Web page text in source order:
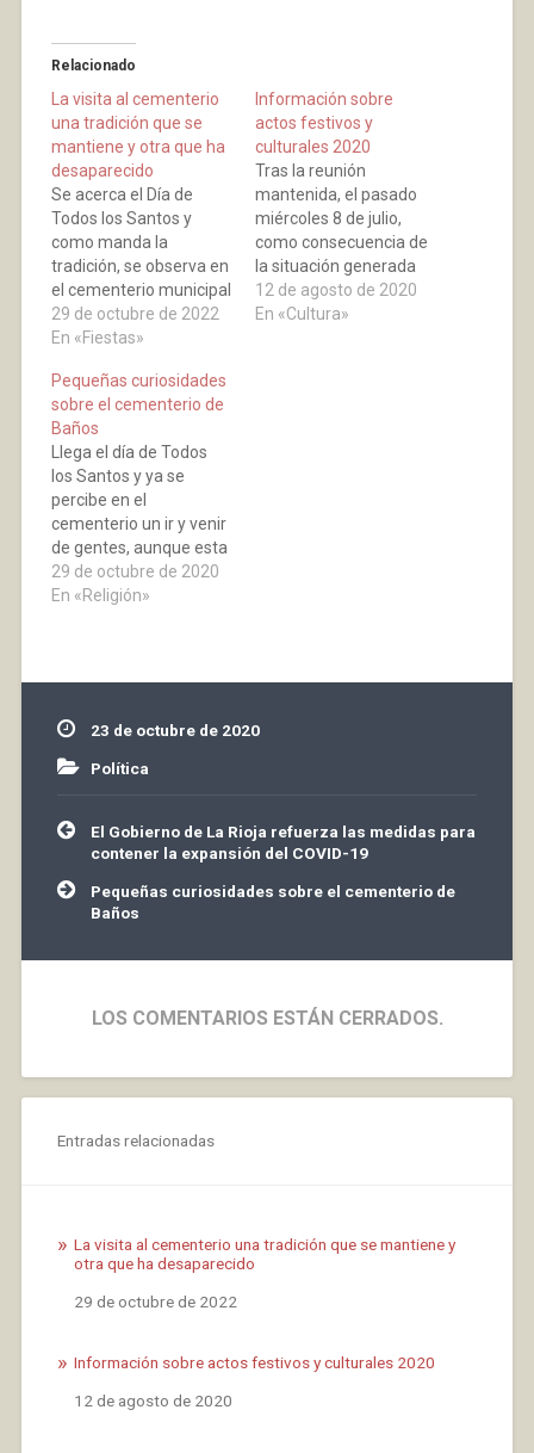
Relacionado
La visita al cementerio
una tradición que se
mantiene y otra que ha
desaparecido
Se acerca el Día de
Todos los Santos y
como manda la
tradición, se observa en
el cementerio municipal
un ir y venir de gentes.
Unas limpiando
otras colocando flores
para adornar las
lápidas, los más
creyentes orando por
los que se fueron.
Vamos a recordar
también…
29 de octubre de 2022
En «Fiestas»
Información sobre
actos festivos y
culturales 2020
Tras la reunión
mantenida, el pasado
miércoles 8 de julio,
como consecuencia de
la situación generada
por la crisis sanitaria
derivada del COVID-19
12 de agosto de 2020
En «Cultura»
Pequeñas curiosidades
sobre el cementerio de
Baños
Llega el día de Todos
los Santos y ya se
percibe en el
cementerio un ir y venir
de gentes, aunque esta
vez de una forma más
escalonada, debido a la
lápidas, los mas…
29 de octubre de 2020
En «Religión»
23 de octubre de 2020
Política
Navegación
de
entradas
El Gobierno de La Rioja refuerza las medidas para
contener la expansión del COVID-19
Pequeñas curiosidades sobre el cementerio de
Baños
LOS COMENTARIOS ESTÁN CERRADOS.
Entradas relacionadas
La visita al cementerio una tradición que se mantiene y
otra que ha desaparecido
Fecha
29 de octubre de 2022
Información sobre actos festivos y culturales 2020
Fecha
12 de agosto de 2020